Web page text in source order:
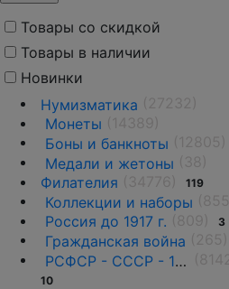
Товары со скидкой
Товары в наличии
Новинки
Нумизматика
Монеты
Боны и банкноты
Медали и жетоны
Филателия
119
Коллекции и наборы
Россия до 1917 г.
3
Гражданская война
РСФСР - СССР - 1918 - 1991
10